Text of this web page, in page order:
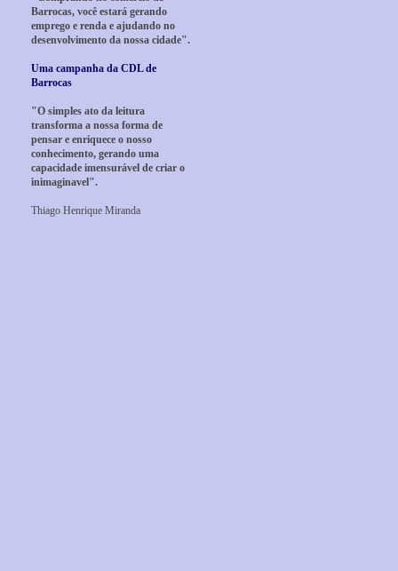
Barrocas, você estará gerando
emprego e renda e ajudando no
desenvolvimento da nossa cidade".
Uma campanha da CDL de
Barrocas
"O simples ato da leitura
transforma a nossa forma de
pensar e enriquece o nosso
conhecimento, gerando uma
capacidade imensurável de criar o
inimaginavel".
Thiago Henrique Miranda